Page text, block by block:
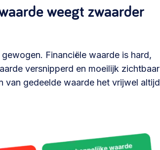
weegt zwaarder
Financiële waarde is hard,
versnipperd en moeilijk zichtbaar
van gedeelde waarde het vrijwel altijd